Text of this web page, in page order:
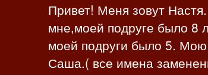
и
с
и
Привет! Меня зовут
мне,моей подруге было 8
моей подруги было 5. Мою
Саша.( все имена